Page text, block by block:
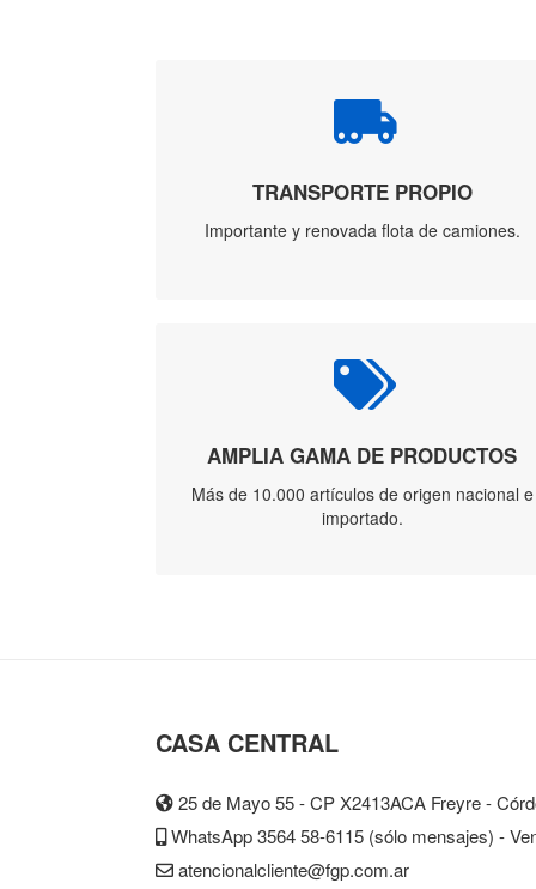
TRANSPORTE PROPIO
Importante y renovada flota de camiones.
AMPLIA GAMA DE PRODUCTOS
Más de 10.000 artículos de origen nacional e
importado.
CASA CENTRAL
25 de Mayo 55 - CP X2413ACA Freyre -
WhatsApp 3564 58-6115 (sólo mensajes) -
atencionalcliente@fgp.com.ar